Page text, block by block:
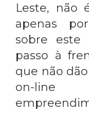
Leste, não
apenas
sobre este
passo à
que não
on-